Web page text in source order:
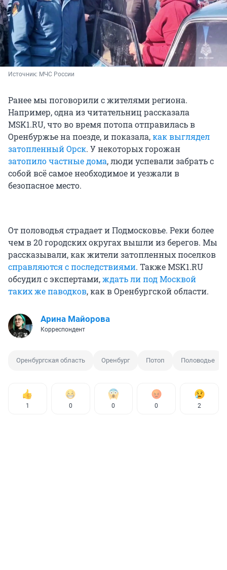
Источник: МЧС России
Ранее мы поговорили с жителями региона.
Например, одна из читательниц рассказала
MSK1.RU, что во время потопа отправилась в
Оренбуржье на поезде, и показала,как выглядел
затопленный Орск. У некоторых горожан
затопило частные дома, люди успевали забрать с
собой всё самое необходимое и уезжали в
безопасное место.
От половодья страдает и Подмосковье. Реки более
чем в 20 городских округах вышли из берегов. Мы
рассказывали, как жители затопленных поселков
справляются с последствиями. Также MSK1.RU
обсудил с экспертами,ждать ли под Москвой
таких же паводков, как в Оренбургской области.
Арина Майорова
Корреспондент
Оренбургская область Оренбург Потоп Половодье
1 0 0 0 2